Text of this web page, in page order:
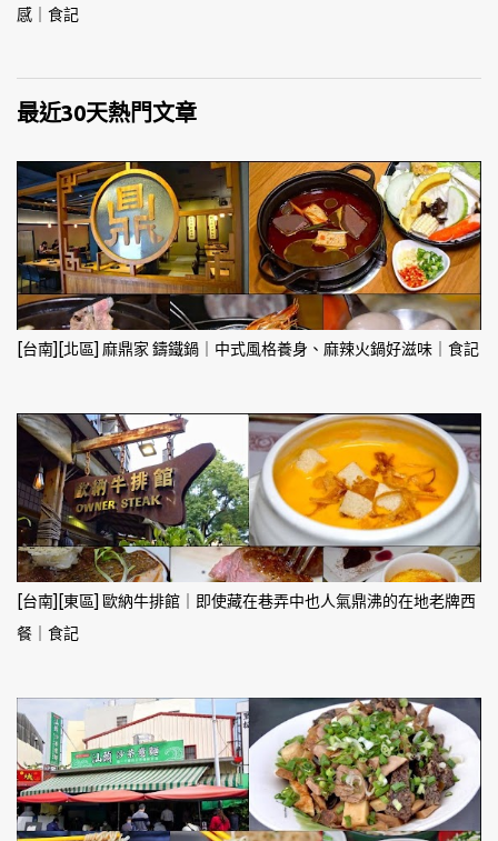
感｜食記
最近30天熱門文章
[台南][北區] 麻鼎家 鑄鐵鍋｜中式風格養身、麻辣火鍋好滋味｜食記
[台南][東區] 歐納牛排館｜即使藏在巷弄中也人氣鼎沸的在地老牌西
餐｜食記